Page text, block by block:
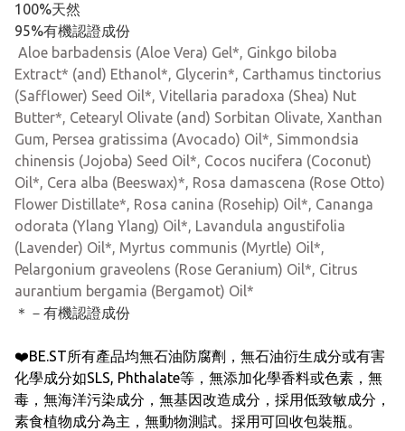
100%天然
95%有機認證成份
Aloe barbadensis (Aloe Vera) Gel*, Ginkgo biloba
Extract* (and) Ethanol*, Glycerin*, Carthamus tinctorius
(Safflower) Seed Oil*, Vitellaria paradoxa (Shea) Nut
Butter*, Cetearyl Olivate (and) Sorbitan Olivate, Xanthan
Gum, Persea gratissima (Avocado) Oil*, Simmondsia
chinensis (Jojoba) Seed Oil*, Cocos nucifera (Coconut)
Oil*, Cera alba (Beeswax)*, Rosa damascena (Rose Otto)
Flower Distillate*, Rosa canina (Rosehip) Oil*, Cananga
odorata (Ylang Ylang) Oil*, Lavandula angustifolia
(Lavender) Oil*, Myrtus communis (Myrtle) Oil*,
Pelargonium graveolens (Rose Geranium) Oil*, Citrus
aurantium bergamia (Bergamot) Oil*
＊－有機認證成份
❤️BE.ST所有產品均無石油防腐劑，無石油衍生成分或有害
化學成分如SLS, Phthalate等，無添加化學香料或色素，無
毒，無海洋污染成分，無基因改造成分，採用低致敏成分，
素食植物成分為主，無動物測試。採用可回收包裝瓶。